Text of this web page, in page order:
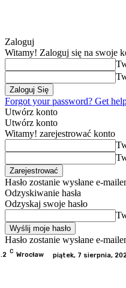
Zaloguj
Witamy! Zaloguj się na swoje
Forgot your password? Get
Utwórz konto
Utwórz konto
Witamy! zarejestrować konto
Hasło zostanie wysłane e-
Odzyskiwanie hasła
Odzyskaj swoje hasło
Hasło zostanie wysłane e-
C Wrocław piątek, 7 sierpnia,